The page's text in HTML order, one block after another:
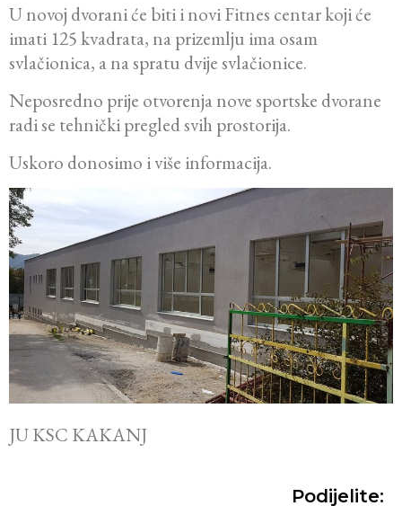
U novoj dvorani će biti i novi Fitnes centar koji će
imati 125 kvadrata, na prizemlju ima osam
svlačionica, a na spratu dvije svlačionice.
Neposredno prije otvorenja nove sportske dvorane
radi se tehnički pregled svih prostorija.
Uskoro donosimo i više informacija.
JU KSC KAKANJ
Podijelite: